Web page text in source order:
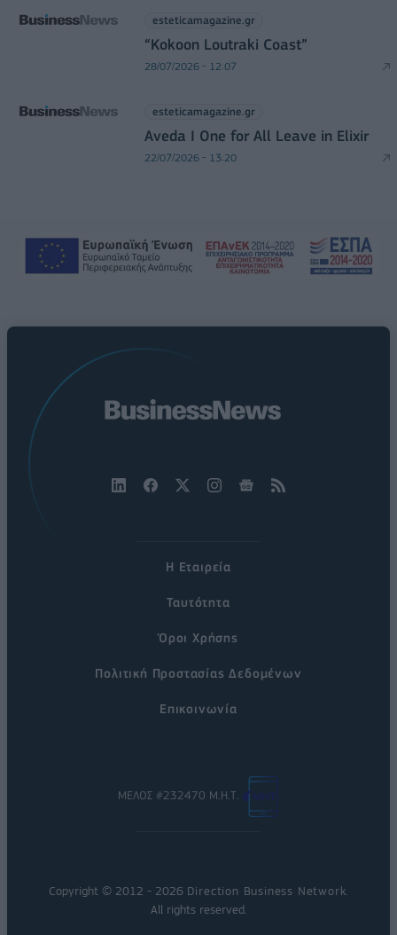
esteticamagazine.gr
“Kokoon Loutraki Coast”
28/07/2026 - 12:07
esteticamagazine.gr
Aveda I One for All Leave in Elixir
22/07/2026 - 13:20
Η Εταιρεία
Ταυτότητα
Όροι Χρήσης
Πολιτική Προστασίας Δεδομένων
Επικοινωνία
ΜΕΛΟΣ #232470 Μ.Η.Τ.
Copyright © 2012 - 2026 Direction Business Network
All rights reserved.